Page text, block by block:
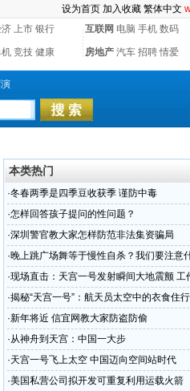
设为首页 加入收藏 繁体中文
上市 银行 互联网 电脑 手机 数码
竞技 健康 房地产 汽车 招聘 情爱
本类热门
·冬春两季是四季豆收获季 谨防中毒
·怎样回答孩子提问的性问题？
·深圳警官教大家怎样防范非法集资骗局
·晚上跳广场舞等于慢性自杀？我们要注意
·现场直击：天宫一号发射瞬间大地震颤 工
流泪
·揭秘“天宫一号”：航天员太空中的衣食住行
·新年将近 信宜网教大家防盗防偷
·从神舟到天宫：中国一大步
·天宫一号飞上太空 中国迈向空间站时代
·美国私营公司拟开发可重复利用运载火箭